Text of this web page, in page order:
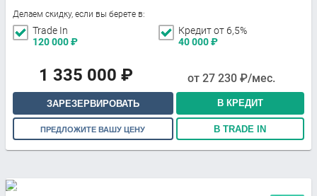
Делаем скидку, если вы берете в:
Trade In
120 000₽
Кредит от 6,5%
40 000₽
1 335 000 ₽ от 27 230 ₽/мес.
ЗАРЕЗЕРВИРОВАТЬ В КРЕДИТ
ПРЕДЛОЖИТЕ ВАШУ ЦЕНУ В TRADE IN